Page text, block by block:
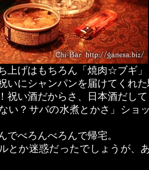
上げはもちろん「焼肉☆ブギ」
いにシャンパンを届けてくれ
祝い酒だからさ、日本酒だし
い？サバの水煮とかさ」ショ
でべろんべろんで帰宅。
とか迷惑だったでしょうが、